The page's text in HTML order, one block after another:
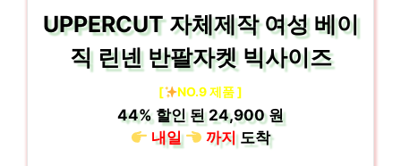
UPPERCUT 자체제작 여성 베이
직 린넨 반팔자켓 빅사이즈
[ NO.9 제품 ]
44%할인 된24,900 원
내일
까지도착